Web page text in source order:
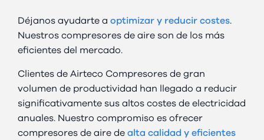
Déjanos ayudarte a optimizar y reducir costes.
Nuestros compresores de aire son de los más
eficientes del mercado.
Clientes de Airteco Compresores de gran
volumen de productividad han llegado a reducir
significativamente sus altos costes de electricidad
anuales. Nuestro compromiso es ofrecer
compresores de aire de alta calidad y eficientes